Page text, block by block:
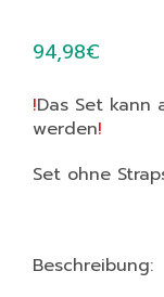
94,98€
!Das Set kann
werden!
Set ohne
Beschreibung: